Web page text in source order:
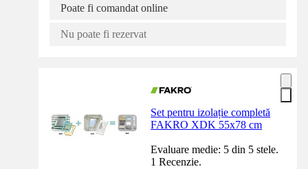
Poate fi comandat online
Nu poate fi rezervat
Set pentru izolație completă
FAKRO XDK 55x78 cm
Evaluare medie: 5 din 5 stele.
1 Recenzie.